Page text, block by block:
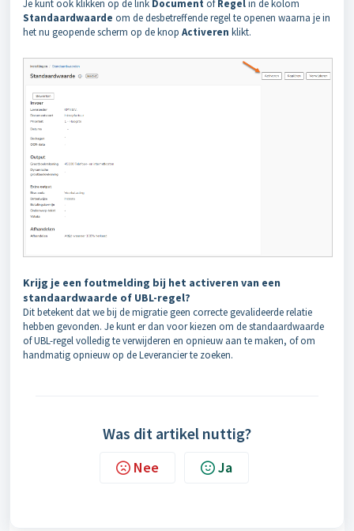
Je kunt ook klikken op de link Document ofRegelin de kolom
Standaardwaarde om de desbetreffende regel te openen waarna je in
het nu geopende scherm op de knop Activeren klikt.
Krijg je een foutmelding bij het activeren van een
standaardwaarde of UBL-regel?
Dit betekent dat we bij de migratie geen correcte gevalideerde relatie
hebben gevonden. Je kunt er dan voor kiezen om de standaardwaarde
of UBL-regel volledig te verwijderen en opnieuw aan te maken, of om
handmatig opnieuw op de Leverancier te zoeken.
Was dit artikel nuttig?
Nee Ja